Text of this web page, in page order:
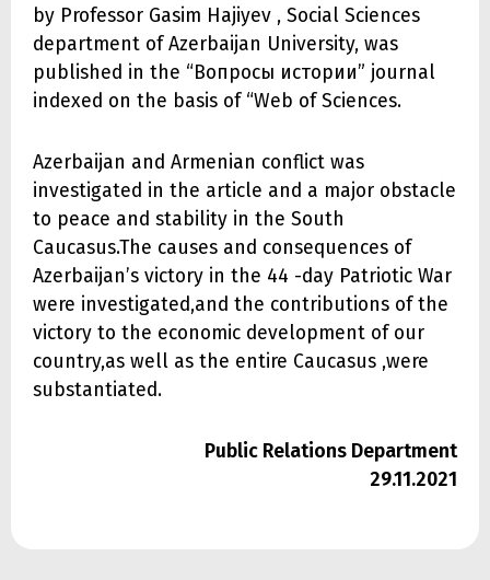
by Professor Gasim Hajiyev , Social Sciences
department of Azerbaijan University, was
published in the “Вопросы истории” journal
indexed on the basis of “Web of Sciences.
Azerbaijan and Armenian conflict was
investigated in the article and a major obstacle
to peace and stability in the South
Caucasus.The causes and consequences of
Azerbaijan’s victory in the 44 -day Patriotic War
were investigated,and the contributions of the
victory to the economic development of our
country,as well as the entire Caucasus ,were
substantiated.
Public Relations Department
29.11.2021